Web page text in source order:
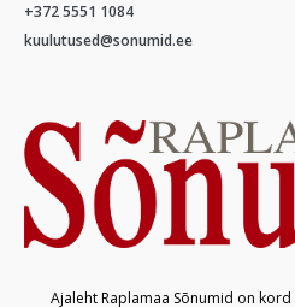
+372 5551 1084
kuulutused@sonumid.ee
Ajaleht Raplamaa Sõnumid on